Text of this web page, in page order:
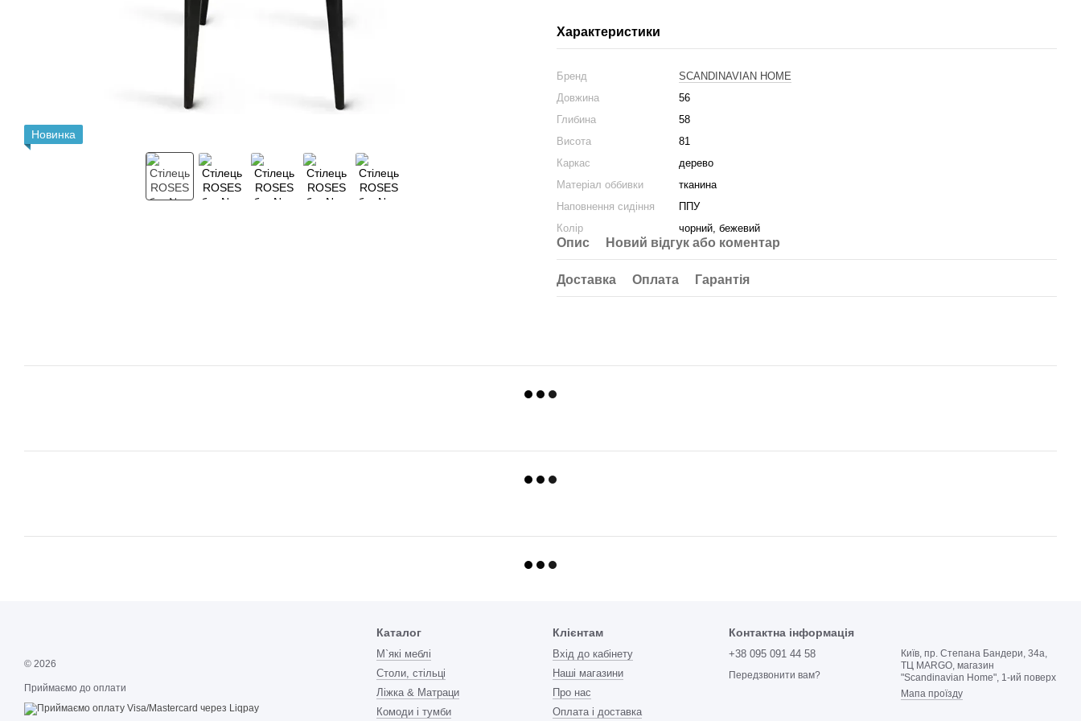
Новинка
Характеристики
Бренд
SCANDINAVIAN HOME
Довжина
56
Глибина
58
Висота
81
Каркас
дерево
Матеріал оббивки
тканина
Наповнення сидіння
ППУ
Колір
чорний, бежевий
Опис Новий відгук або коментар
Доставка Оплата Гарантія
© 2026
Приймаємо до оплати
Каталог
М`які меблі
Столи, стільці
Ліжка & Матраци
Комоди і тумби
Клієнтам
Вхід до кабінету
Наші магазини
Про нас
Оплата і доставка
Контактна інформація
+38 095 091 44 58
Передзвонити вам?
Київ, пр. Степана Бандери, 34а,
ТЦ MARGO, магазин
"Scandinavian Home", 1-ий поверх
Мапа проїзду